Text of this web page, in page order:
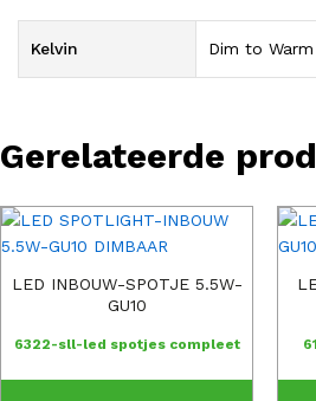
Kelvin Dim to Warm
Gerelateerde
LED INBOUW-SPOTJE 5.5W-
GU10
6322-sll-led spotjes compleet